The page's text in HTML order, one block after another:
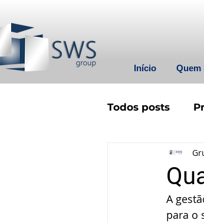
Início Quem
Todos posts
A
para o